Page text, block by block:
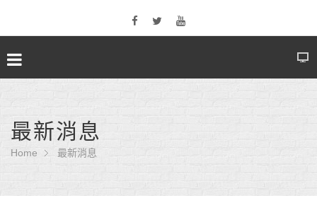
最新消息
Home 最新消息